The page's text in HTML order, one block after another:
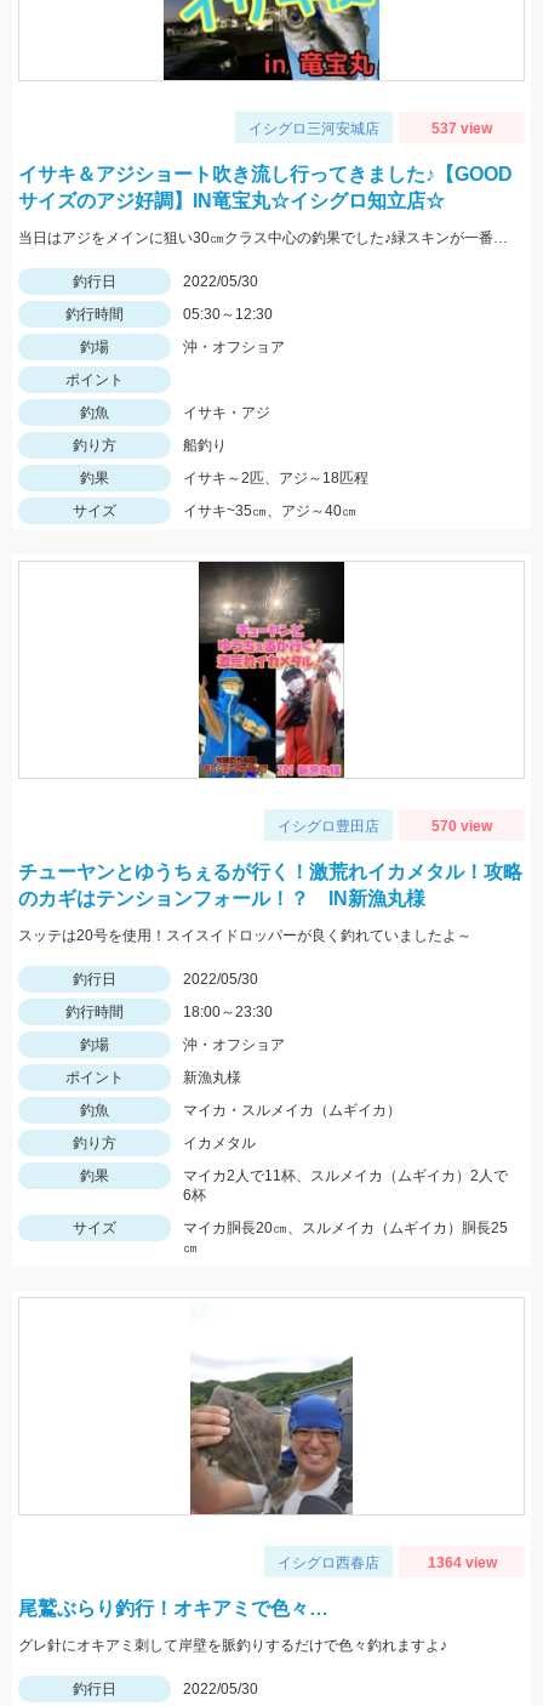
イシグロ三河安城店 537 view
イサキ＆アジショート吹き流し行ってきました♪【GOOD
サイズのアジ好調】IN竜宝丸☆イシグロ知立店☆
当日はアジをメインに狙い30㎝クラス中心の釣果でした♪緑スキンが一番反応が良く連掛けもありましたよ♪
釣行日
2022/05/30
釣行時間
05:30～12:30
釣場
沖・オフショア
ポイント
釣魚
イサキ・アジ
釣り方
船釣り
釣果
イサキ～2匹、アジ～18匹程
サイズ
イサキ~35㎝、アジ～40㎝
イシグロ豊田店 570 view
チューヤンとゆうちぇるが行く！激荒れイカメタル！攻略
のカギはテンションフォール！？ IN新漁丸様
スッテは20号を使用！スイスイドロッパーが良く釣れていましたよ～
釣行日
2022/05/30
釣行時間
18:00～23:30
釣場
沖・オフショア
ポイント
新漁丸様
釣魚
マイカ・スルメイカ（ムギイカ）
釣り方
イカメタル
釣果
マイカ2人で11杯、スルメイカ（ムギイカ）2人で
6杯
サイズ
マイカ胴長20㎝、スルメイカ（ムギイカ）胴長25
㎝
イシグロ西春店 1364 view
尾鷲ぶらり釣行！オキアミで色々…
グレ針にオキアミ刺して岸壁を脈釣りするだけで色々釣れますよ♪
釣行日 2022/05/30